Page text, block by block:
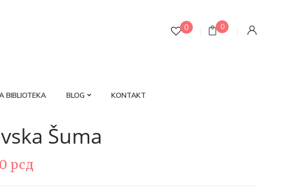
0 0
BIBLIOTEKA BLOG KONTAKT
Šuma
рсд